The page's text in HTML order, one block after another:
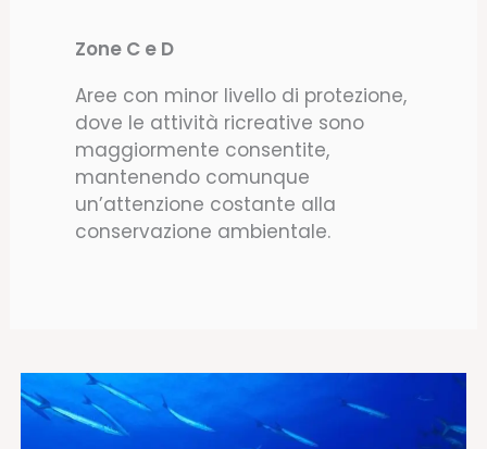
Zone C e D
Aree con minor livello di protezione,
dove le attività ricreative sono
maggiormente consentite,
mantenendo comunque
un’attenzione costante alla
conservazione ambientale.